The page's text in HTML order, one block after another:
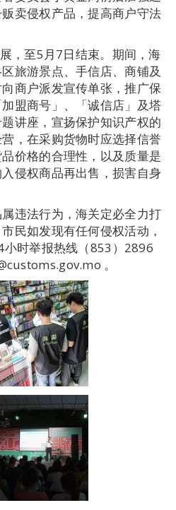
卖侵权产品，提高商户守法
，至5月7日结束。期间，海
旅游景点、手信店、商铺及
商户派发宣传单张，推广保
盟商号」、「诚信店」及塔
讲座，宣扬保护知识产权的
，在采购货物时应选择信誉
价格的合理性，以及质量是
侵权商品再出售，损害自身
违法行为，海关定必全力打
民如发现有任何侵权活动，
时举报热线（853）2896
。